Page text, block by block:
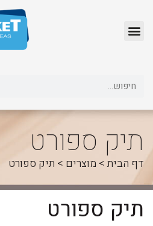
תיק ספורט
דף הבית> מוצרים > תיק ספורט
תיק ספורט